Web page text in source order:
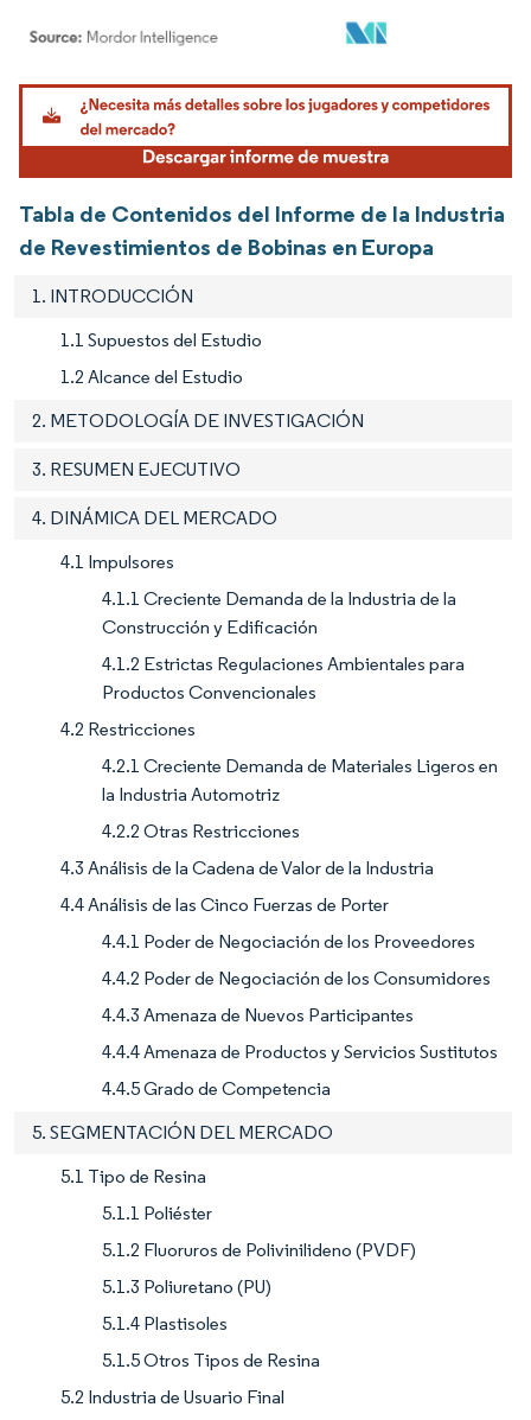
Imagen © Mordor Intelligence. El uso requiere atribución según CC BY 4.0.
Tabla de Contenidos del Informe de la Industria
de Revestimientos de Bobinas en Europa
1. INTRODUCCIÓN
1.1 Supuestos del Estudio
1.2 Alcance del Estudio
2. METODOLOGÍA DE INVESTIGACIÓN
3. RESUMEN EJECUTIVO
4. DINÁMICA DEL MERCADO
4.1 Impulsores
4.1.1 Creciente Demanda de la Industria de la
Construcción y Edificación
4.1.2 Estrictas Regulaciones Ambientales para
Productos Convencionales
4.2 Restricciones
4.2.1 Creciente Demanda de Materiales Ligeros en
la Industria Automotriz
4.2.2 Otras Restricciones
4.3 Análisis de la Cadena de Valor de la Industria
4.4 Análisis de las Cinco Fuerzas de Porter
4.4.1 Poder de Negociación de los Proveedores
4.4.2 Poder de Negociación de los Consumidores
4.4.3 Amenaza de Nuevos Participantes
4.4.4 Amenaza de Productos y Servicios Sustitutos
4.4.5 Grado de Competencia
5. SEGMENTACIÓN DEL MERCADO
5.1 Tipo de Resina
5.1.1 Poliéster
5.1.2 Fluoruros de Polivinilideno (PVDF)
5.1.3 Poliuretano (PU)
5.1.4 Plastisoles
5.1.5 Otros Tipos de Resina
5.2 Industria de Usuario Final